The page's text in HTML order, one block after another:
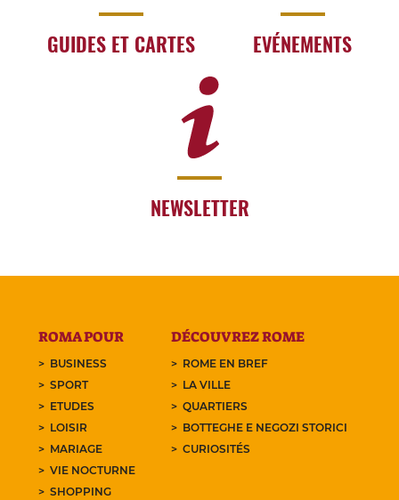
GUIDES ET CARTES EVÉNEMENTS
NEWSLETTER
ROMA POUR
BUSINESS
SPORT
ETUDES
LOISIR
MARIAGE
VIE NOCTURNE
SHOPPING
DÉCOUVREZ ROME
ROME EN BREF
LA VILLE
QUARTIERS
BOTTEGHE E NEGOZI STORICI
CURIOSITÉS